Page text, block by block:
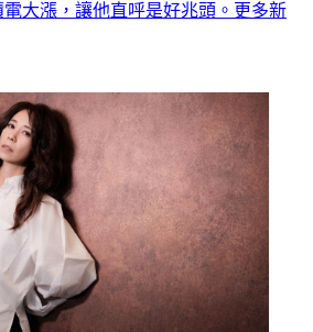
大漲，讓他直呼是好兆頭。更多新